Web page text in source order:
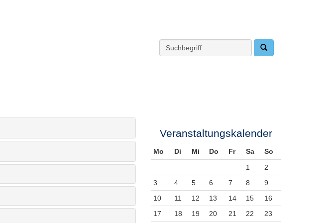
Veranstaltungskalender
Mo Di Mi Do Fr Sa
So
1
2
3
4 5 6 7 8
9
10
11 12 13 14 15
16
17
18 19 20 21 22
23